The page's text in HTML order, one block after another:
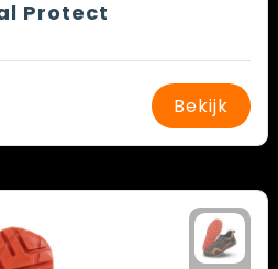
Protect
Bekijk